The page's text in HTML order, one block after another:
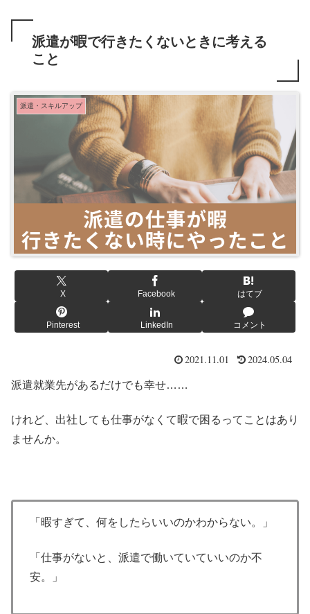
派遣が暇で行きたくないときに考える
こと
派遣・スキルアップ
X Facebook はてブ
Pinterest LinkedIn コメント
2021.11.01 2024.05.04
派遣就業先があるだけでも幸せ……
けれど、出社しても仕事がなくて暇で困るってことはあり
ませんか。
「暇すぎて、何をしたらいいのかわからない。」
「仕事がないと、派遣で働いていていいのか不
安。」